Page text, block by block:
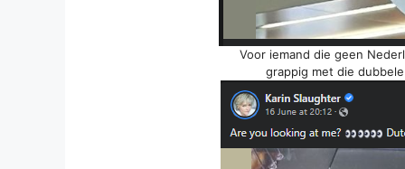
Voor iemand die geen
grappig met die